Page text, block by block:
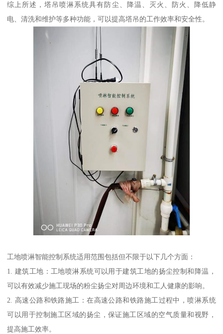
综上所述，塔吊喷淋系统具有防尘、降温、灭火、防火、降低静
电、清洗和维护等多种功能，可以提高塔吊的工作效率和安全性。
工地喷淋智能控制系统适用范围包括但不限于以下几个方面：
1. 建筑工地：工地喷淋系统可以用于建筑工地的扬尘控制和降温，
可以有效减少施工现场的粉尘扬尘对周边环境和工人健康的影响。
2. 高速公路和铁路施工：在高速公路和铁路施工过程中，喷淋系统
可以用于控制施工区域的扬尘，保证施工区域的空气质量和视野，
提高施工效率。